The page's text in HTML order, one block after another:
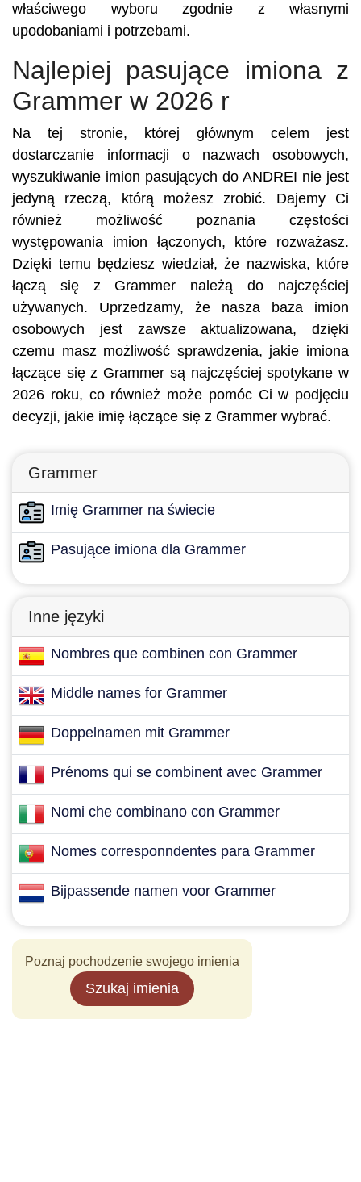
właściwego wyboru zgodnie z własnymi
upodobaniami i potrzebami.
Najlepiej pasujące imiona z
Grammer w 2026 r
Na tej stronie, której głównym celem jest
dostarczanie informacji o nazwach osobowych,
wyszukiwanie imion pasujących do ANDREI nie jest
jedyną rzeczą, którą możesz zrobić. Dajemy Ci
również możliwość poznania częstości
występowania imion łączonych, które rozważasz.
Dzięki temu będziesz wiedział, że nazwiska, które
łączą się z Grammer należą do najczęściej
używanych. Uprzedzamy, że nasza baza imion
osobowych jest zawsze aktualizowana, dzięki
czemu masz możliwość sprawdzenia, jakie imiona
łączące się z Grammer są najczęściej spotykane w
2026 roku, co również może pomóc Ci w podjęciu
decyzji, jakie imię łączące się z Grammer wybrać.
Grammer
Imię Grammer na świecie
Pasujące imiona dla Grammer
Inne języki
Nombres que combinen con Grammer
Middle names for Grammer
Doppelnamen mit Grammer
Prénoms qui se combinent avec Grammer
Nomi che combinano con Grammer
Nomes corresponndentes para Grammer
Bijpassende namen voor Grammer
Poznaj pochodzenie swojego imienia
Szukaj imienia